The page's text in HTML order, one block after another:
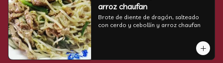
arroz chaufan
Brote de diente de dragón, salteado
con cerdo y cebollín y arroz chaufan